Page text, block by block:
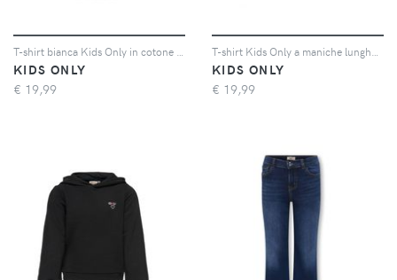
KIDS ONLY
€ 19,99
KIDS ONLY
€ 19,99